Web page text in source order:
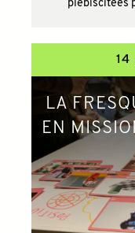
plébiscitées
14
LA
EN